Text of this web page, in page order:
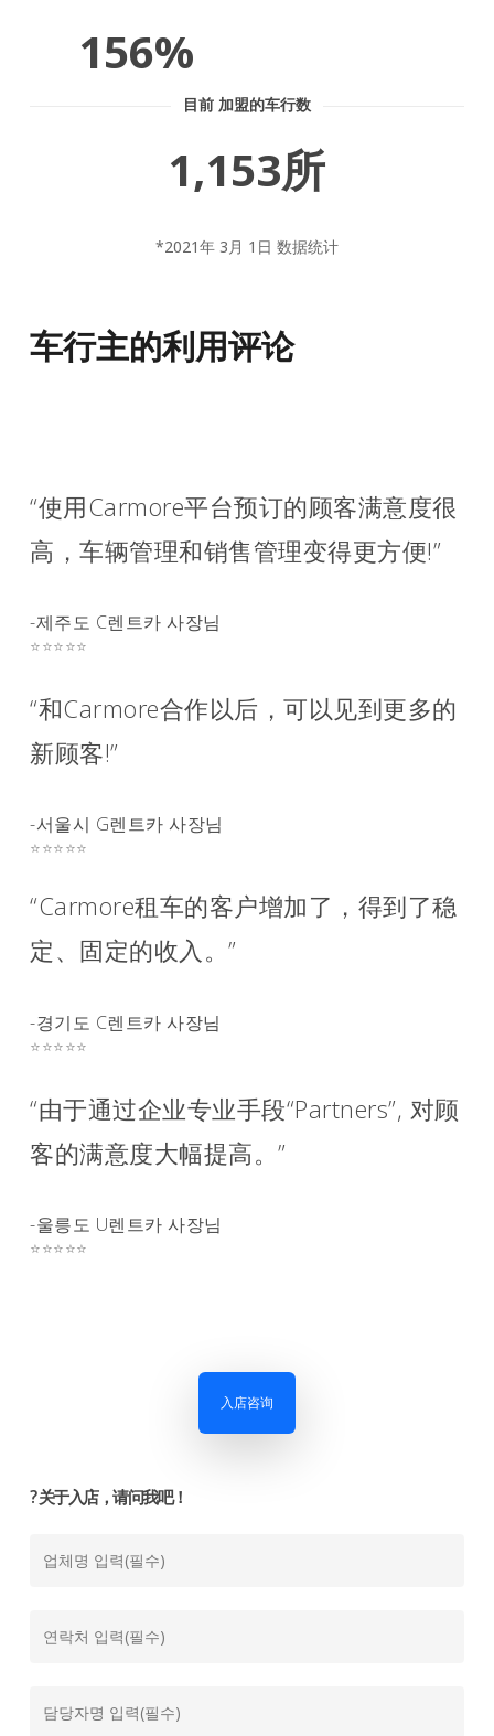
156%
目前 加盟的车行数
1,153所
*2021年 3月 1日 数据统计
车行主的利用评论
“使用Carmore平台预订的顾客满意度很
高，车辆管理和销售管理变得更方便!”
-제주도 C렌트카 사장님
⭐⭐⭐⭐⭐
“和Carmore合作以后，可以见到更多的
新顾客!”
-서울시 G렌트카 사장님
⭐⭐⭐⭐⭐
“Carmore租车的客户增加了，得到了稳
定、固定的收入。”
-경기도 C렌트카 사장님
⭐⭐⭐⭐⭐
“由于通过企业专业手段“Partners”, 对顾
客的满意度大幅提高。”
-울릉도 U렌트카 사장님
⭐⭐⭐⭐⭐
入店咨询
? 关于入店，请问我吧！